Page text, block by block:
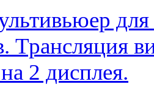
Трансляция
2 дисплея.